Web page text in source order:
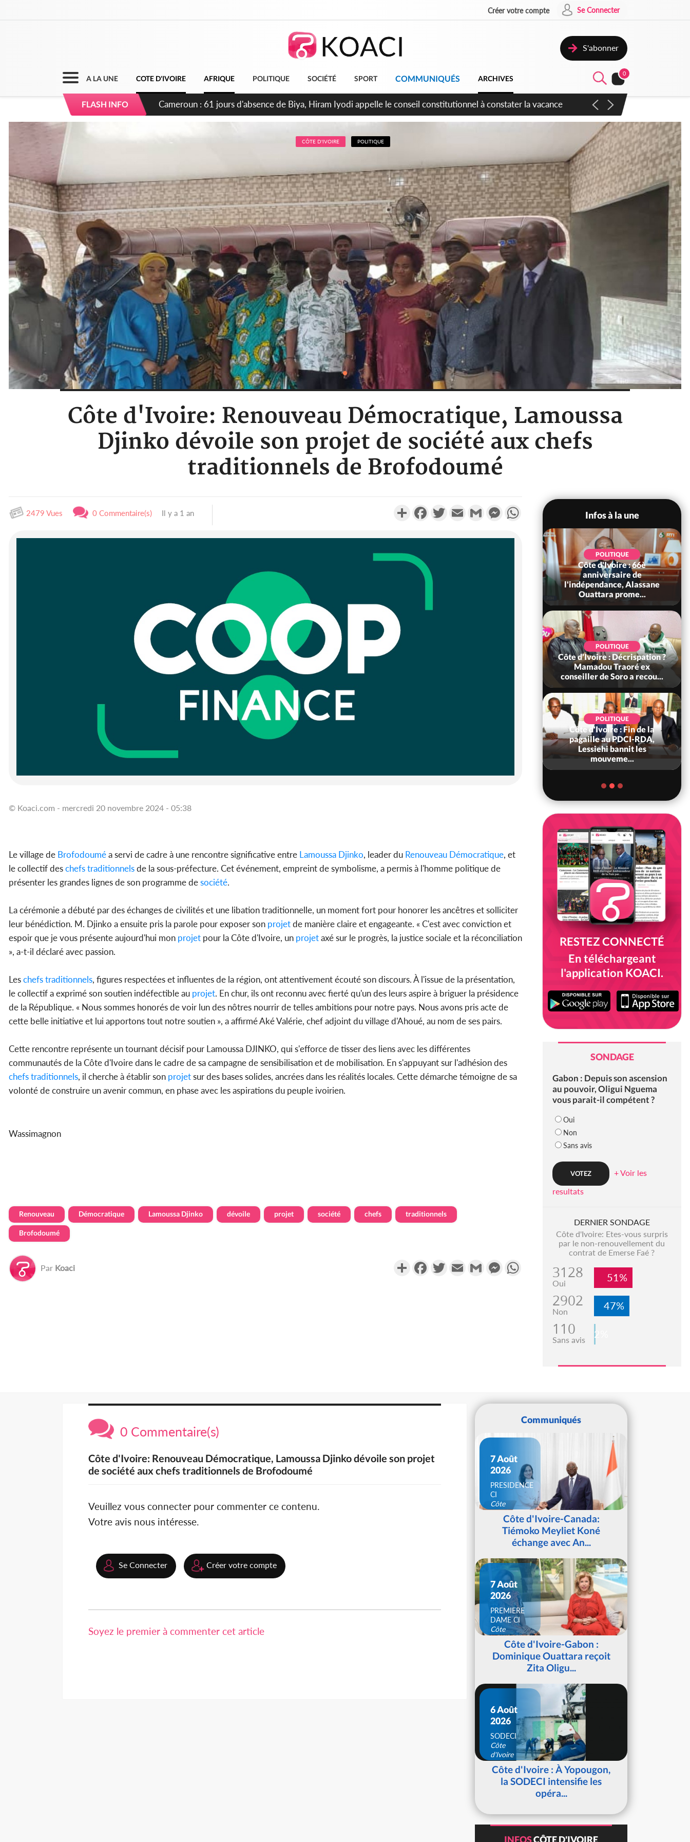
Créer votre compte Se Connecter
S'abonner
A LA UNE COTE D'IVOIRE AFRIQUE POLITIQUE SOCIÉTÉ SPORT COMMUNIQUÉS ARCHIVES
0
FLASH INFO Côte d'Ivoire : Fin de la pagaille au PDCI-RDA, Lessiehi bannit les mouvements sauvages
CÔTE D'IVOIRE POLITIQUE
Côte d'Ivoire: Renouveau Démocratique, Lamoussa
Djinko dévoile son projet de société aux chefs
traditionnels de Brofodoumé
2479 Vues 0 Commentaire(s) Il y a 1 an PartagerFacebookTwitterEmail Gmail MessengerWhatsApp
© Koaci.com - mercredi 20 novembre 2024 - 05:38
Le village de Brofodouméa servi de cadre à une rencontre significative entre Lamoussa Djinko, leader du Renouveau Démocratique, et
le collectif deschefstraditionnelsde la sous-préfecture. Cet événement, empreint de symbolisme, a permis à l'homme politique de
présenter les grandes lignes de son programme desociété.
La cérémonie a débuté par des échanges de civilités et une libation traditionnelle, un moment fort pour honorer les ancêtres et solliciter
leur bénédiction. M. Djinko a ensuite pris la parole pour exposer son projetde manière claire et engageante. « C'est avec conviction et
espoir que je vous présente aujourd'hui mon projet pour la Côte d'Ivoire, un projetaxé sur le progrès, la justice sociale et la réconciliation
», a-t-il déclaré avec passion.
Leschefstraditionnels, figures respectées et influentes de la région, ont attentivement écouté son discours. À l'issue de la présentation,
le collectif a exprimé son soutien indéfectible au projet. En chur, ils ont reconnu avec fierté qu'un des leurs aspire à briguer la présidence
de la République. « Nous sommes honorés de voir lun des nôtres nourrir de telles ambitions pour notre pays. Nous avons pris acte de
cette belle initiative et lui apportons tout notre soutien », a affirmé Aké Valérie, chef adjoint du village d'Ahoué, au nom de ses pairs.
Cette rencontre représente un tournant décisif pour Lamoussa DJINKO, qui s'efforce de tisser des liens avec les différentes
communautés de la Côte d'Ivoire dans le cadre de sa campagne de sensibilisation et de mobilisation. En s'appuyant sur l'adhésion des
chefstraditionnels, il cherche à établir son projetsur des bases solides, ancrées dans les réalités locales. Cette démarche témoigne de sa
volonté de construire un avenir commun, en phase avec les aspirations du peuple ivoirien.
Wassimagnon
Renouveau Démocratique Lamoussa Djinko dévoile projet société chefs traditionnels
Brofodoumé
Par Koaci PartagerFacebookTwitterEmail Gmail Messenger
Infos à la une
d'absence de Biya, Hiram
Iyodi appelle le conseil
POLITIQUE
Côte d'Ivoire : 66è
anniversaire de
l'indépendance, Alassane
Ouattara prome...
POLITIQUE
Côte d'Ivoire : Décrispation ?
Mamadou Traoré ex
conseiller de Soro a recou...
POLITIQUE
Côte d'Ivoire : Fin de la
pagaille au PDCI-RDA,
Lessiehi bannit les
mouveme...
RESTEZ CONNECTÉ
En téléchargeant
l'application KOACI.
SONDAGE
Gabon : Depuis son ascension
au pouvoir, Oligui Nguema
vous parait-il compétent ?
Oui
Non
Sans avis
+ Voir les
resultats
DERNIER SONDAGE
Côte d'Ivoire: Etes-vous surpris
par le non-renouvellement du
contrat de Emerse Faé ?
3128
Oui 51%
2902
Non 47%
110
Sans avis 2%
0 Commentaire(s)
Côte d'Ivoire: Renouveau Démocratique, Lamoussa Djinko dévoile son projet
de société aux chefs traditionnels de Brofodoumé
Veuillez vous connecter pour commenter ce contenu.
Votre avis nous intéresse.
Se Connecter Créer votre compte
Soyez le premier à commenter cet article
Communiqués
7 Août
2026
PRESIDENCE
CI
Côte
d'IvoireCôte d'Ivoire-Canada:
Tiémoko Meyliet Koné
échange avec An...
7 Août
2026
PREMIERE
DAME CI
Côte
d'IvoireCôte d'Ivoire-Gabon :
Dominique Ouattara reçoit
Zita Oligu...
6 Août
2026
SODECI
Côte
d'Ivoire
Côte d'Ivoire : À Yopougon,
la SODECI intensifie les
opéra...
INFOSCÔTE D'IVOIRE